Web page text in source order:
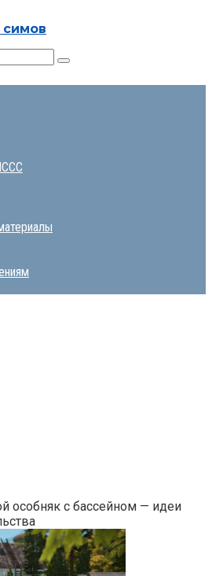
симов
особняк с бассейном — идеи